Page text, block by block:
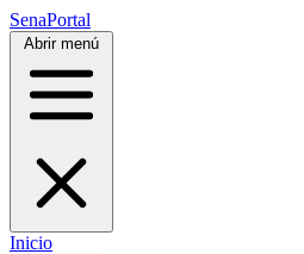
SenaPortal
Abrir menú
Inicio